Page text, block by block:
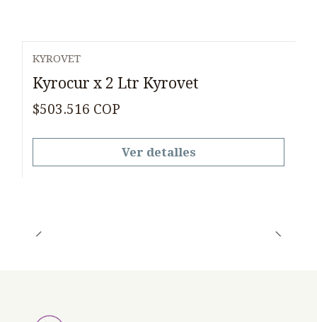
KYROVET
Kyrocur x 2 Ltr Kyrovet
$503.516 COP
Ver detalles